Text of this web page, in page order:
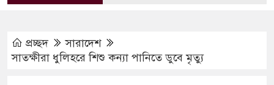
প্রচ্ছদ
সারাদেশ
সাতক্ষীরা ধুলিহরে শিশু কন্যা পানিতে ডুবে মৃত্যু